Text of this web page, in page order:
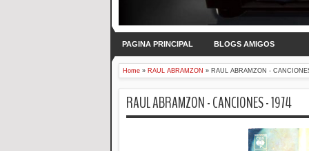
PAGINA PRINCIPAL BLOGS AMIGOS
Home » RAUL ABRAMZON » RAUL ABRAMZON -
RAUL ABRAMZON - CANCIONES - 1974